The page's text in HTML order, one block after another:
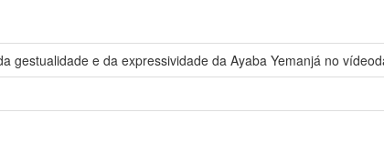
gestualidade e da expressividade da Ayaba Yemanjá no